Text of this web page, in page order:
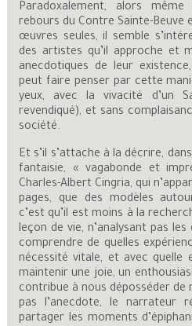
Paradoxalement, alors
rebours du Contre Sainte-Beuve
œuvres seules, il semble
des artistes qu’il approche et
anecdotiques de leur
peut faire penser par cette
yeux, avec la vivacité d’un
revendiqué), et sans
société.
Et s’il s’attache à la décrire,
fantaisie, « vagabonde et
Charles-Albert Cingria, qui
pages, que des modèles
c’est qu’il est moins à la
leçon de vie, n’analysant pas
comprendre de quelles
nécessité vitale, et avec quelle
maintenir une joie, un
contribue à nous déposséder de
pas l’anecdote, le narrateur
partager les moments